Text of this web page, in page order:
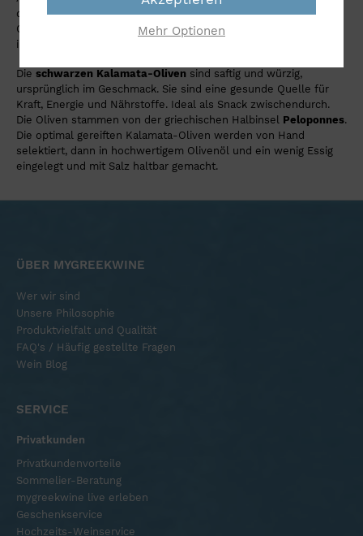
den Hainen von Lygourio, einer Region, die für ihr exzellentes
Olivenöl mit charakteristisch würzigem Geschmack und
intensivem Aroma geschätzt wird.
Die schwarzen Kalamata-Oliven sind saftig und würzig,
ursprünglich im Geschmack. Sie sind eine gesunde Quelle für
Kraft, Energie und Nährstoffe. Ideal als Snack zwischendurch.
Die Oliven stammen von der griechischen Halbinsel Peloponnes.
Die optimal gereiften Kalamata-Oliven werden von Hand
selektiert, dann in hochwertigem Olivenöl und ein wenig Essig
eingelegt und mit Salz haltbar gemacht.
ÜBER MYGREEKWINE
Wer wir sind
Unsere Philosophie
Produktvielfalt und Qualität
FAQ's / Häufig gestellte Fragen
Wein Blog
SERVICE
Privatkunden
Privatkundenvorteile
Sommelier-Beratung
mygreekwine live erleben
Geschenkservice
Hochzeits-Weinservice
Mehr Optionen